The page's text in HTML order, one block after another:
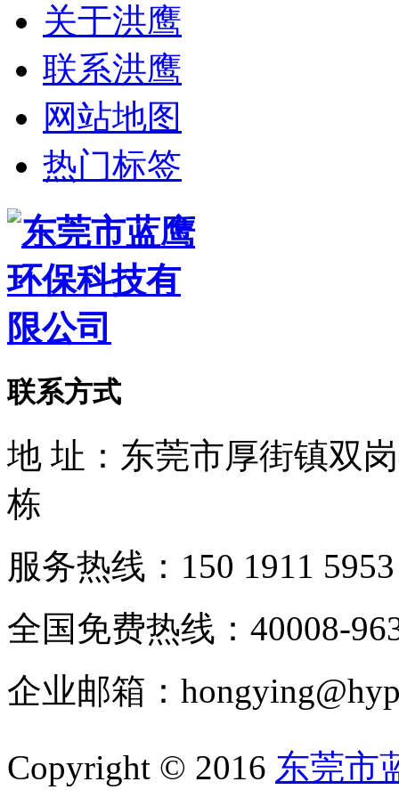
关于洪鹰
联系洪鹰
网站地图
热门标签
联系方式
地 址：东莞市厚街镇双
栋
服务热线：150 1911 5953
全国免费热线：40008-
企业邮箱：
Copyright © 2016 东莞市